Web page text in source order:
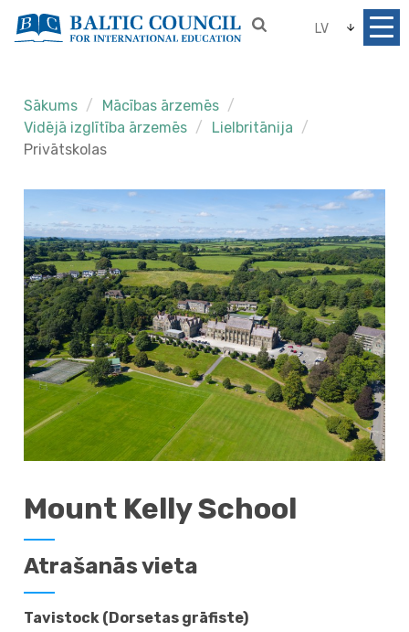
LV
Sākums
Mācības ārzemēs
Vidējā izglītība ārzemēs
Lielbritānija
Privātskolas
Mount Kelly School
Atrašanās vieta
Tavistock (Dorsetas grāfiste)